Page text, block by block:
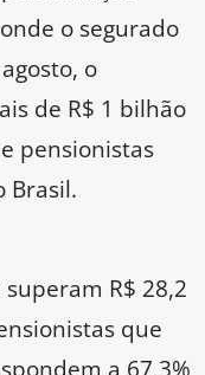
o segurado
o
de R$ 1 bilhão
pensionistas
Brasil.
R$ 28,2
que